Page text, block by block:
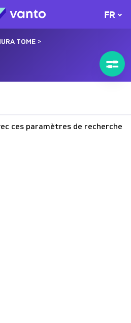
FR
TOME >
ces paramètres de recherche